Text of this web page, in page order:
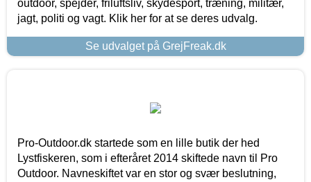
outdoor, spejder, friluftsliv, skydesport, træning, militær,
jagt, politi og vagt. Klik her for at se deres udvalg.
Se udvalget på GrejFreak.dk
Pro-Outdoor.dk startede som en lille butik der hed
Lystfiskeren, som i efteråret 2014 skiftede navn til Pro
Outdoor. Navneskiftet var en stor og svær beslutning,